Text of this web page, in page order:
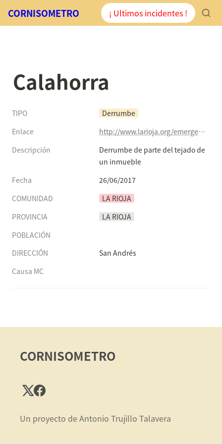
CORNISOMETRO ¡ Ultimos incidentes !
Calahorra
TIPO
Derrumbe
Enlace
http://www.larioja.org/emergencias-112/es/noticias-sos-rioja/todas-noticias/noticia-sos/derrumbe-parte-tejado-inmueble#.WVIlLEul5q8.twitter
Descripción
Derrumbe de parte del tejado de
un inmueble
Fecha
26/06/2017
COMUNIDAD
LA RIOJA
PROVINCIA
LA RIOJA
POBLACIÓN
DIRECCIÓN
San Andrés
Causa MC
CORNISOMETRO
Un proyecto de Antonio Trujillo Talavera